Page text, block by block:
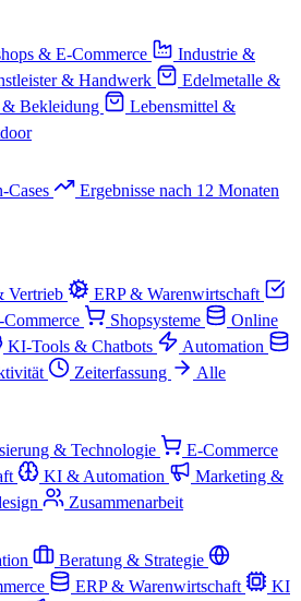
& E-Commerce
Industrie &
& Handwerk
Edelmetalle &
Bekleidung
Lebensmittel &
Cases
Ergebnisse nach 12 Monaten
Vertrieb
ERP & Warenwirtschaft
Commerce Shopsysteme
Online
KI-Tools & Chatbots
Automation
Zeiterfassung
Alle
& Technologie
E-Commerce
KI & Automation
Marketing &
Zusammenarbeit
Beratung & Strategie
ERP & Warenwirtschaft
KI